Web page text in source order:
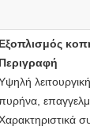
Εξοπλισμός
Περιγραφή